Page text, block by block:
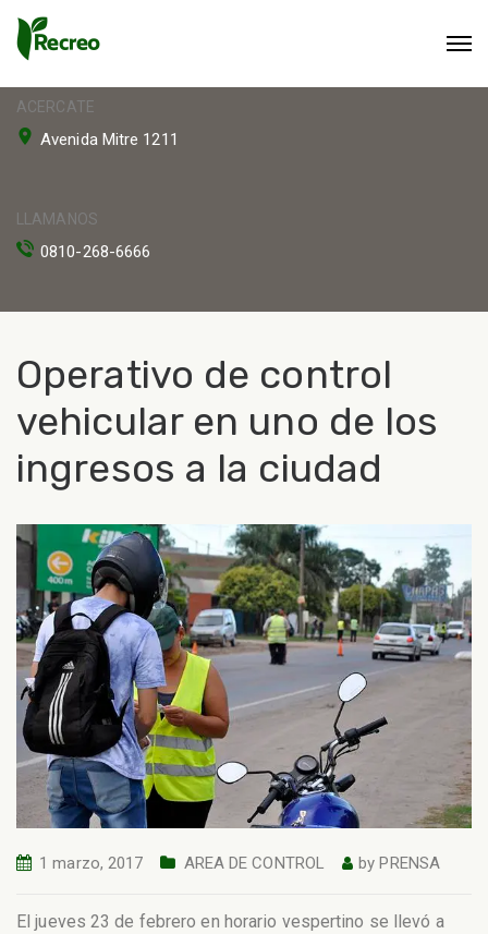
ACERCATE
Avenida Mitre 1211
LLAMANOS
0810-268-6666
Operativo de control
vehicular en uno de los
ingresos a la ciudad
1 marzo, 2017 AREA DE CONTROL byPRENSA
El jueves 23 de febrero en horario vespertino se llevó a